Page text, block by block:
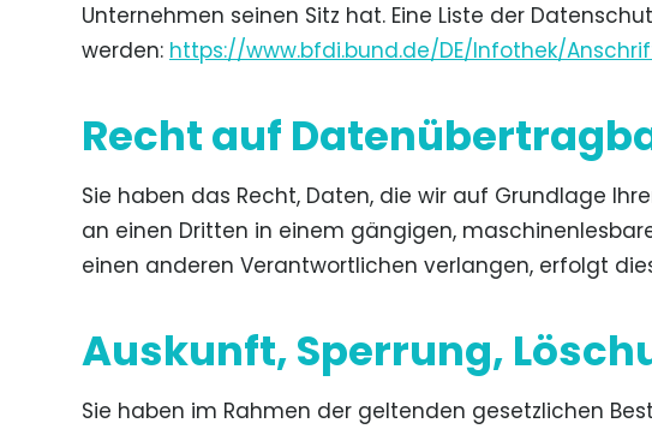
Unternehmen seinen Sitz hat. Eine Liste der
werden: https://www.bfdi.bund.de/DE/Infothek/
Recht auf
Sie haben das Recht, Daten, die wir auf Grundlage
an einen Dritten in einem gängigen,
einen anderen Verantwortlichen verlangen, erfolgt
Auskunft, Sperrung,
Sie haben im Rahmen der geltenden gesetzlichen